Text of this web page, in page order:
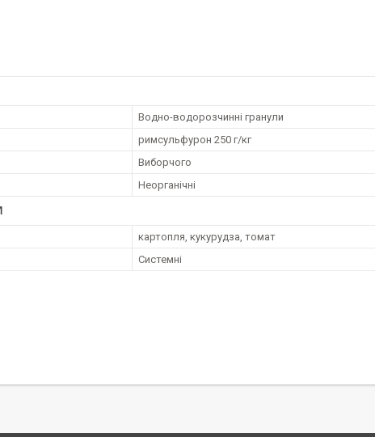
Водно-водорозчинні гранули
римсульфурон 250 г/кг
Виборчого
Неорганічні
картопля, кукурудза, томат
Системні